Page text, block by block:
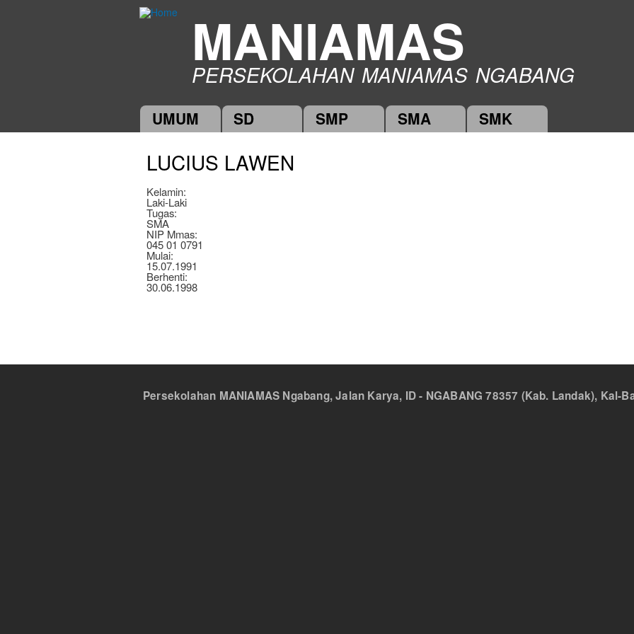
main
content
MANIAMAS
PERSEKOLAHAN MANIAMAS NGABANG
Main menu
UMUM SD SMP SMA SMK
LUCIUS LAWEN
Kelamin:
Laki-Laki
Tugas:
SMA
NIP Mmas:
045 01 0791
Mulai:
15.07.1991
Berhenti:
30.06.1998
Persekolahan MANIAMAS Ngabang, Jalan Karya, ID - NGABANG 78357 (Kab. Landak), Kal-